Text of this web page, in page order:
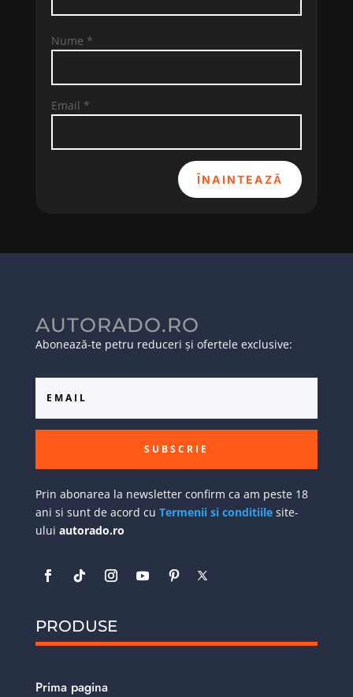
Nume *
Email *
ÎNAINTEAZĂ
AUTORADO.RO
Abonează-te petru reduceri și ofertele exclusive:
SUBSCRIE
Prin abonarea la newsletter confirm ca am peste 18
ani si sunt de acord cu Termenii si conditiilesite-
ului autorado.ro
PRODUSE
Prima pagina